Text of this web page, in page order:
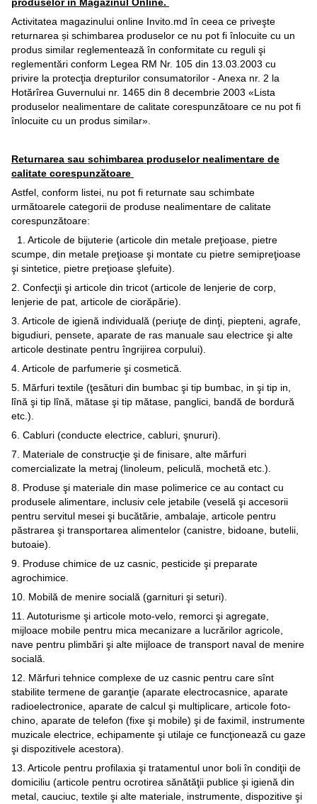
produselor în Magazinul Online.
Activitatea magazinului online Invito.md în ceea ce priveşte
returnarea și schimbarea produselor ce nu pot fi înlocuite cu un
produs similar reglementează în conformitate cu reguli şi
reglementări conform Legea RM Nr. 105 din 13.03.2003 cu
privire la protecţia drepturilor consumatorilor - Anexa nr. 2 la
Hotărîrea Guvernului nr. 1465 din 8 decembrie 2003 «Lista
produselor nealimentare de calitate corespunzătoare ce nu pot fi
înlocuite cu un produs similar».
Returnarea sau schimbarea produselor nealimentare de
calitate corespunzătoare
Astfel, conform listei, nu pot fi returnate sau schimbate
următoarele categorii de produse nealimentare de calitate
corespunzătoare:
1. Articole de bijuterie (articole din metale preţioase, pietre
scumpe, din metale preţioase şi montate cu pietre semipreţioase
şi sintetice, pietre preţioase şlefuite).
2. Confecţii şi articole din tricot (articole de lenjerie de corp,
lenjerie de pat, articole de ciorăpărie).
3. Articole de igienă individuală (periuţe de dinţi, piepteni, agrafe,
bigudiuri, pensete, aparate de ras manuale sau electrice şi alte
articole destinate pentru îngrijirea corpului).
4. Articole de parfumerie şi cosmetică.
5. Mărfuri textile (ţesături din bumbac şi tip bumbac, in şi tip in,
lînă şi tip lînă, mătase şi tip mătase, panglici, bandă de bordură
etc.).
6. Cabluri (conducte electrice, cabluri, şnururi).
7. Materiale de construcţie şi de finisare, alte mărfuri
comercializate la metraj (linoleum, peliculă, mochetă etc.).
8. Produse şi materiale din mase polimerice ce au contact cu
produsele alimentare, inclusiv cele jetabile (veselă şi accesorii
pentru servitul mesei şi bucătărie, ambalaje, articole pentru
păstrarea şi transportarea alimentelor (canistre, bidoane, butelii,
butoaie).
9. Produse chimice de uz casnic, pesticide şi preparate
agrochimice.
10. Mobilă de menire socială (garnituri şi seturi).
11. Autoturisme şi articole moto-velo, remorci şi agregate,
mijloace mobile pentru mica mecanizare a lucrărilor agricole,
nave pentru plimbări şi alte mijloace de transport naval de menire
socială.
12. Mărfuri tehnice complexe de uz casnic pentru care sînt
stabilite termene de garanţie (aparate electrocasnice, aparate
radioelectronice, aparate de calcul şi multiplicare, articole foto-
chino, aparate de telefon (fixe şi mobile) şi de faximil, instrumente
muzicale electrice, echipamente şi utilaje ce funcţionează cu gaze
şi dispozitivele acestora).
13. Articole pentru profilaxia şi tratamentul unor boli în condiţii de
domiciliu (articole pentru ocrotirea sănătăţii publice şi igienă din
metal, cauciuc, textile şi alte materiale, instrumente, dispozitive şi